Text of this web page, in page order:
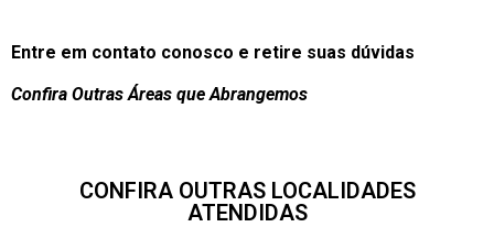
Entre em contato conosco e retire suas dúvidas
Confira Outras Áreas que Abrangemos
CONFIRA OUTRAS LOCALIDADES
ATENDIDAS